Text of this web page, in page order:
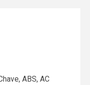
ABS, AC